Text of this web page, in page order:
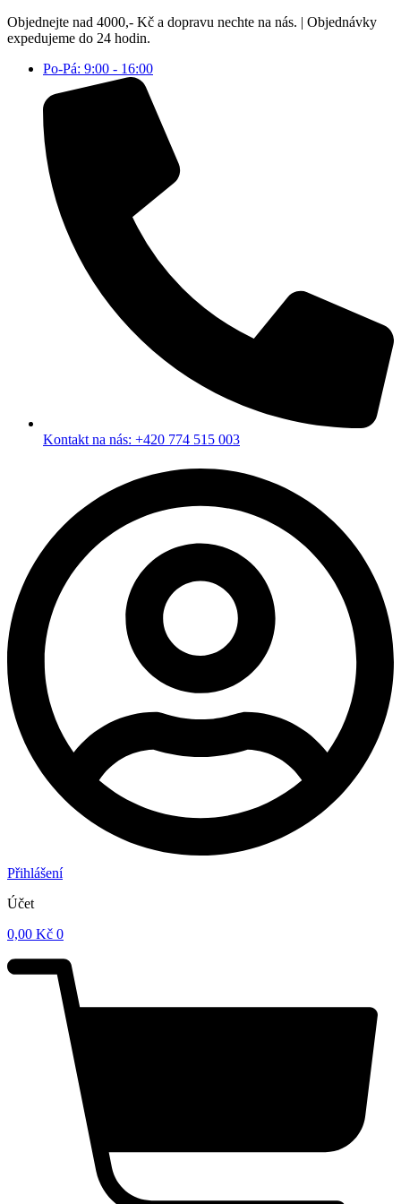
Přejít
k
Objednejte nad 4000,- Kč a dopravu nechte na nás. | Objednávky
expedujeme do 24 hodin.
Po-Pá: 9:00 - 16:00
Kontakt na nás: +420 774 515 003
Přihlášení
Účet
0,00 Kč 0